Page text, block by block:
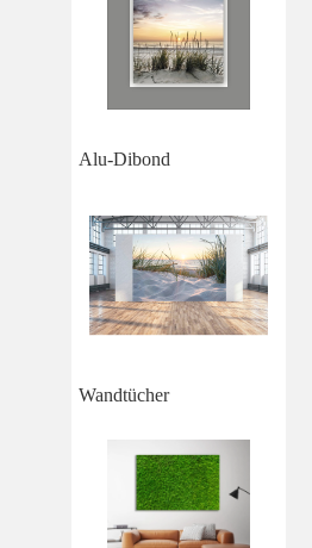
Alu-Dibond
Wandtücher